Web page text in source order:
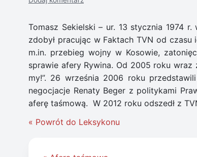
Tomasz Sekielski – ur. 13 stycznia 1974
zdobył pracując w Faktach TVN od
m.in. przebieg wojny w Kosowie,
sprawie afery Rywina. Od 2005 roku wraz
my!”. 26 września 2006 roku
negocjacje Renaty Beger z politykami
aferę taśmową. W 2012 roku odszedł z
« Powrót do Leksykonu